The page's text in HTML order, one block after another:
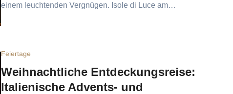
einem leuchtenden Vergnügen. Isole di Luce am…
Feiertage
Weihnachtliche Entdeckungsreise:
Italienische Advents- und